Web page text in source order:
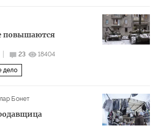
повышаются
23 18404
дело
Бонет